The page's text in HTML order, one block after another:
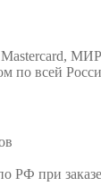
Mastercard, МИР
по всей
РФ при